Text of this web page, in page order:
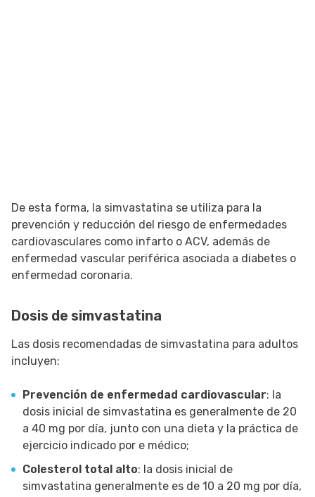
De esta forma, la simvastatina se utiliza para la
prevención y reducción del riesgo de enfermedades
cardiovasculares como infarto o ACV, además de
enfermedad vascular periférica asociada a diabetes o
enfermedad coronaria.
Dosis de simvastatina
Las dosis recomendadas de simvastatina para adultos
incluyen:
Prevención de enfermedad cardiovascular: la
dosis inicial de simvastatina es generalmente de 20
a 40 mg por día, junto con una dieta y la práctica de
ejercicio indicado por e médico;
Colesterol total alto: la dosis inicial de
simvastatina generalmente es de 10 a 20 mg por día,